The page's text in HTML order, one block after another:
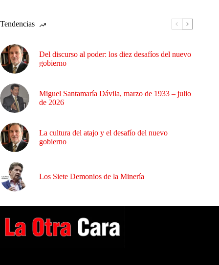
Tendencias
Del discurso al poder: los diez desafíos del nuevo
gobierno
Miguel Santamaría Dávila, marzo de 1933 – julio
de 2026
La cultura del atajo y el desafío del nuevo
gobierno
Los Siete Demonios de la Minería